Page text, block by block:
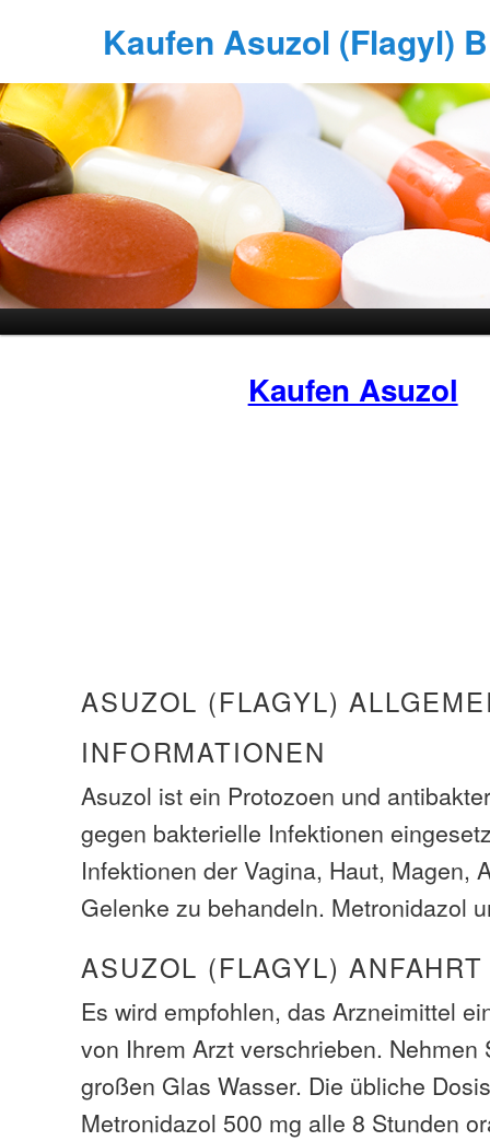
Kaufen Asuzol (Flagyl)
Kaufen Asuzol
ASUZOL (FLAGYL)
INFORMATIONEN
Asuzol ist ein Protozoen und
gegen bakterielle Infektionen
Infektionen der Vagina, Haut, Magen,
Gelenke zu behandeln. Metronidazol
ASUZOL (FLAGYL) ANFAHRT
Es wird empfohlen, das Arzneimittel
von Ihrem Arzt verschrieben. Nehmen
großen Glas Wasser. Die übliche
Metronidazol 500 mg alle 8 Stunden